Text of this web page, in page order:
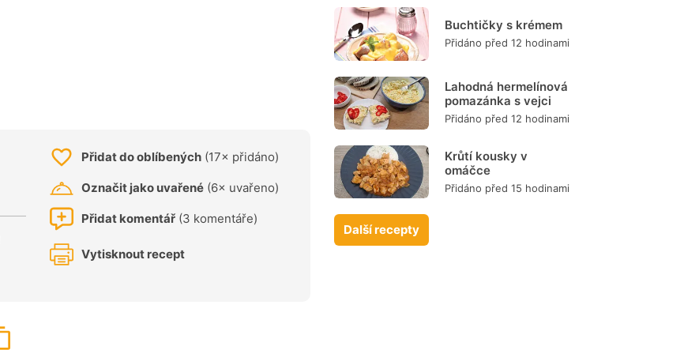
Přidat do oblíbených (17× přidáno)
Označit jako uvařené (6× uvařeno)
Přidat komentář (3 komentáře)
Vytisknout recept
Buchtičky s krémem
Přidáno před 12 hodinami
Lahodná hermelínová
pomazánka s vejci
Přidáno před 12 hodinami
Krůtí kousky v
omáčce
Přidáno před 15 hodinami
Další recepty